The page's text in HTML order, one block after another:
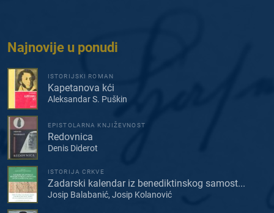
Najnovije u ponudi
ISTORIJSKI ROMAN
Kapetanova kći
Aleksandar S. Puškin
EPISTOLARNA KNJIŽEVNOST
Redovnica
Denis Diderot
ISTORIJA CRKVE
Zadarski kalendar iz benediktinskog samost...
Josip Balabanić, Josip Kolanović